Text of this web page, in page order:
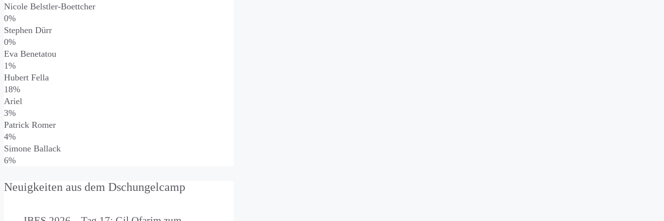
Nicole Belstler-Boettcher
0%
Stephen Dürr
0%
Eva Benetatou
1%
Hubert Fella
18%
Ariel
3%
Patrick Romer
4%
Simone Ballack
6%
Neuigkeiten aus dem Dschungelcamp